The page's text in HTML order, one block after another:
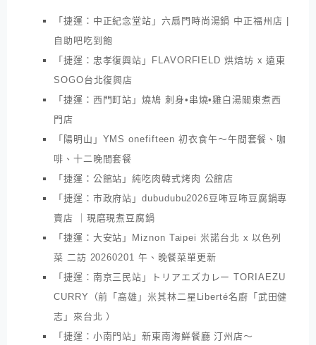
「捷運：中正紀念堂站」六扇門時尚湯鍋 中正福州店 |
自助吧吃到飽
「捷運：忠孝復興站」FLAVORFIELD 烘焙坊 x 遠東
SOGO台北復興店
「捷運：西門町站」燒鳩 刺身•串燒•雞白湯關東煮西
門店
「陽明山」YMS onefifteen 初衣食午～午間套餐、咖
啡、十二晚間套餐
「捷運：公館站」純吃肉韓式烤肉 公館店
「捷運：市政府站」dubudubu2026豆咘豆咘豆腐鍋專
賣店 ｜現磨現煮豆腐鍋
「捷運：大安站」Miznon Taipei 米諾台北 x 以色列
菜 二訪 20260201 午、晚餐菜單更新
「捷運：南京三民站」トリアエズカレー TORIAEZU
CURRY（前「高雄」米其林二星Liberté名廚「武田健
志」來台北 ）
「捷運：小南門站」新東南海鮮餐廳 汀州店～